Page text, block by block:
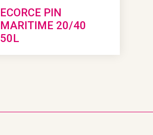
ECORCE PIN
MARITIME 20/40
50L